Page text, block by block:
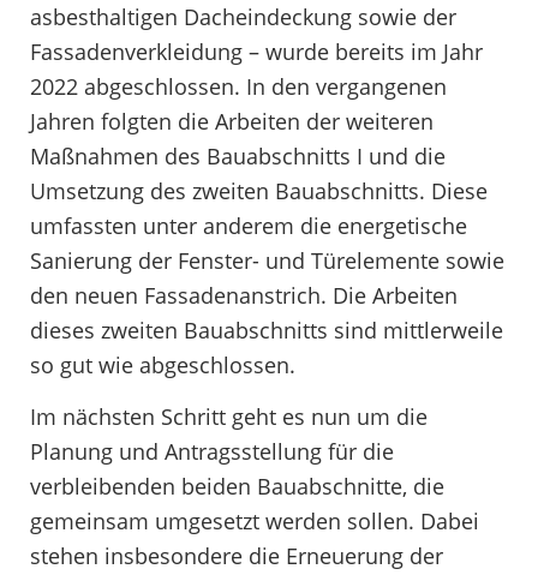
asbesthaltigen Dacheindeckung sowie der
Fassadenverkleidung – wurde bereits im Jahr
2022 abgeschlossen. In den vergangenen
Jahren folgten die Arbeiten der weiteren
Maßnahmen des Bauabschnitts I und die
Umsetzung des zweiten Bauabschnitts. Diese
umfassten unter anderem die energetische
Sanierung der Fenster- und Türelemente sowie
den neuen Fassadenanstrich. Die Arbeiten
dieses zweiten Bauabschnitts sind mittlerweile
so gut wie abgeschlossen.
Im nächsten Schritt geht es nun um die
Planung und Antragsstellung für die
verbleibenden beiden Bauabschnitte, die
gemeinsam umgesetzt werden sollen. Dabei
stehen insbesondere die Erneuerung der